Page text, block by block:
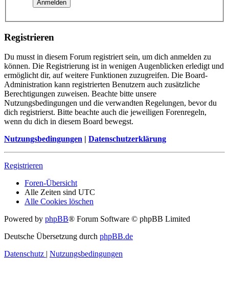
Registrieren
Du musst in diesem Forum registriert sein, um dich anmelden zu
können. Die Registrierung ist in wenigen Augenblicken erledigt und
ermöglicht dir, auf weitere Funktionen zuzugreifen. Die Board-
Administration kann registrierten Benutzern auch zusätzliche
Berechtigungen zuweisen. Beachte bitte unsere
Nutzungsbedingungen und die verwandten Regelungen, bevor du
dich registrierst. Bitte beachte auch die jeweiligen Forenregeln,
wenn du dich in diesem Board bewegst.
Nutzungsbedingungen | Datenschutzerklärung
Registrieren
Foren-Übersicht
Alle Zeiten sind UTC
Alle Cookies löschen
Powered by phpBB® Forum Software © phpBB Limited
Deutsche Übersetzung durch phpBB.de
Datenschutz | Nutzungsbedingungen